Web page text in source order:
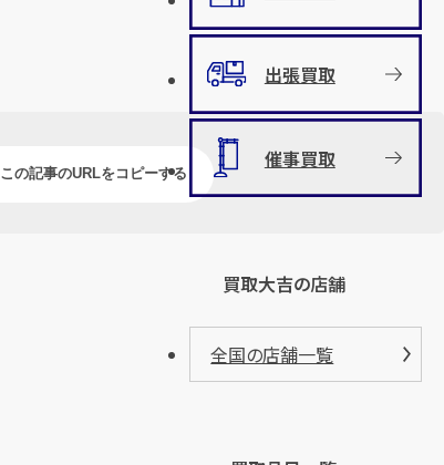
この記事のURLをコピーする
出張買取
催事買取
買取大吉の店舗
全国の店舗一覧